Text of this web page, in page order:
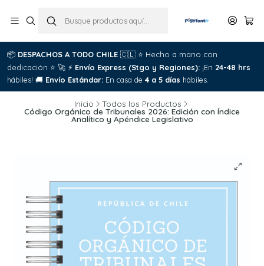
📦 DESPACHOS A TODO CHILE 🇨🇱 ⭐ Hecho a mano con
dedicación ⭐ 🚀 ⚡ Envío Express (Stgo y Regiones): ¡En 24-48 hrs
hábiles! 🚚 Envío Estándar: En casa de 4 a 5 días hábiles.
Inicio Todos los Productos
Código Orgánico de Tribunales 2026: Edición con Índice
Analítico y Apéndice Legislativo